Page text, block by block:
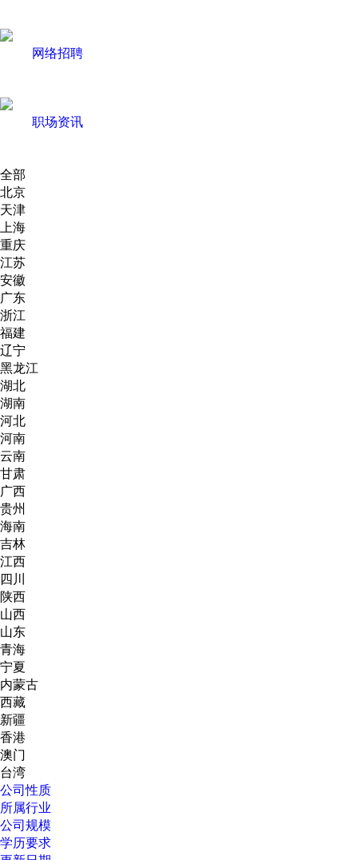
网络招聘
职场资讯
全部
北京
天津
上海
重庆
江苏
安徽
广东
浙江
福建
辽宁
黑龙江
湖北
湖南
河北
河南
云南
甘肃
广西
贵州
海南
吉林
江西
四川
陕西
山西
山东
青海
宁夏
内蒙古
西藏
新疆
香港
澳门
台湾
公司性质
所属行业
公司规模
学历要求